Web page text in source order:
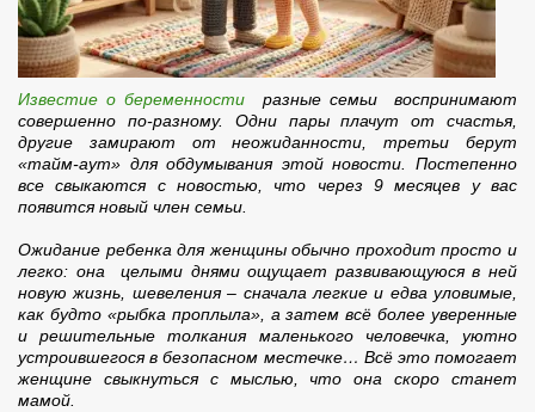
Известие о беременности разные семьи воспринимают
совершенно по-разному. Одни пары плачут от счастья,
другие замирают от неожиданности, третьи берут
«тайм-аут» для обдумывания этой новости. Постепенно
все свыкаются с новостью, что через 9 месяцев у вас
появится новый член семьи.
Ожидание ребенка для женщины обычно проходит просто и
легко: она целыми днями ощущает развивающуюся в ней
новую жизнь, шевеления – сначала легкие и едва уловимые,
как будто «рыбка проплыла», а затем всё более уверенные
и решительные толкания маленького человечка, уютно
устроившегося в безопасном местечке… Всё это помогает
женщине свыкнуться с мыслью, что она скоро станет
мамой.